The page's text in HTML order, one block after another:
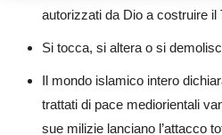
autorizzati da Dio a costruire il
Si tocca, si altera o si
Il mondo islamico intero
trattati di pace mediorientali
sue milizie lanciano l’attacco